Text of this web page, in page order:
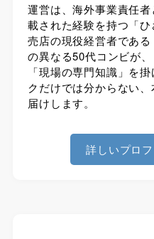
運営は、海外事業責任
載された経験を持つ「
売店の現役経営者であ
の異なる50代コンビが
「現場の専門知識」を
クだけでは分からない
届けします。
詳しいプロ